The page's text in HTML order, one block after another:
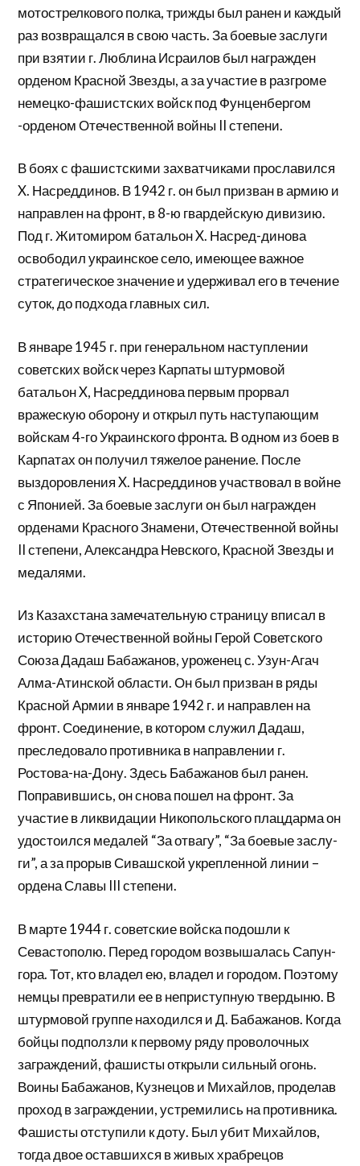
мотострелкового полка, трижды был ранен и каждый
раз возвра­щался в свою часть. За боевые заслуги
при взятии г. Люблина Исраилов был награжден
орденом Красной Звезды, а за участие в разгроме
немецко-фашистских войск под Фунценбергом
-орденом Отечественной войны II степени.
В боях с фашистскими захватчиками прославился
X. Насреддинов. В 1942 г. он был призван в армию и
направлен на фронт, в 8-ю гвардейскую дивизию.
Под г. Житомиром батальон X. Насред-динова
освободил украинское село, имеющее важное
стратегичес­кое значение и удерживал его в течение
суток, до подхода глав­ных сил.
В январе 1945 г. при генеральном наступлении
советских войск через Карпаты штурмовой
батальон X, Насреддинова первым прорвал
вражескую оборону и открыл путь наступающим
войскам 4-го Украинского фронта. В одном из боев в
Карпатах он получил тяжелое ранение. После
выздоровления X. Насреддинов участво­вал в войне
с Японией. За боевые заслуги он был награжден
орденами Красного Знамени, Отечественной войны
II степени, Александра Невского, Красной Звезды и
медалями.
Из Казахстана замечательную страницу вписал в
историю Отечественной войны Герой Советского
Союза Дадаш Бабажанов, уроженец с. Узун-Агач
Алма-Атинской области. Он был призван в ряды
Крас­ной Армии в январе 1942 г. и направлен на
фронт. Соединение, в котором служил Дадаш,
преследовало противника в направлении г.
Ростова-на-Дону. Здесь Бабажанов был ранен.
Поправившись, он снова пошел на фронт. За
участие в ликвидации Никопольского плацдарма он
удостоился медалей “За отвагу”, “За боевые заслу­
ги”, а за прорыв Сивашской укрепленной линии –
ордена Славы III степени.
В марте 1944 г. советские войска подошли к
Севастополю. Перед городом возвышалась Сапун-
гора. Тот, кто владел ею, вла­дел и городом. Поэтому
немцы превратили ее в неприступную твердыню. В
штурмовой группе находился и Д. Бабажанов. Ког­да
бойцы подползли к первому ряду проволочных
заграждений, фашисты открыли сильный огонь.
Воины Бабажанов, Кузнецов и Михайлов, проделав
проход в заграждении, устремились на противника.
Фашисты отступили к доту. Был убит Михайлов,
тогда двое оставшихся в живых храбрецов